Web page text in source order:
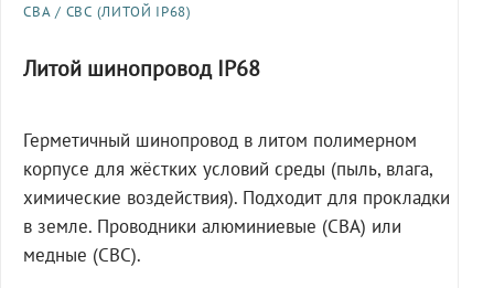
СВА / СВС (ЛИТОЙ IP68)
Литой шинопровод IP68
Герметичный шинопровод в литом полимерном
корпусе для жёстких условий среды (пыль, влага,
химические воздействия). Подходит для прокладки
в земле. Проводники алюминиевые (СВА) или
медные (СВС).